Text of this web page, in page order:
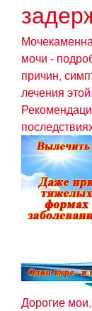
мочи -
причин,
лечения
Дорогие